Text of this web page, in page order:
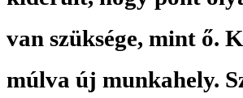
van szüksége, mint ő.
múlva új munkahely.